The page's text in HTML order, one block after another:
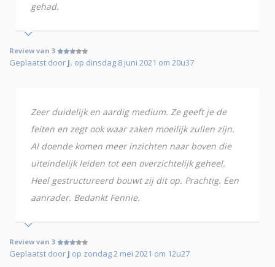
gehad.
Review van 3
Geplaatst door J. op dinsdag 8 juni 2021 om 20u37
Zeer duidelijk en aardig medium. Ze geeft je de
feiten en zegt ook waar zaken moeilijk zullen zijn.
Al doende komen meer inzichten naar boven die
uiteindelijk leiden tot een overzichtelijk geheel.
Heel gestructureerd bouwt zij dit op. Prachtig. Een
aanrader. Bedankt Fennie.
Review van 3
Geplaatst door J op zondag 2 mei 2021 om 12u27